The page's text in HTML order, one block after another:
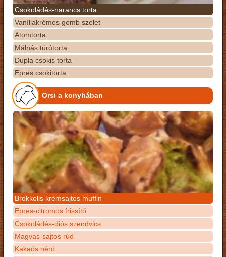
Csokoládés-narancs torta
Vaníliakrémes gomb szelet
Atomtorta
Málnás túrótorta
Dupla csokis torta
Epres csokitorta
Orsi a konyhában
Brokkolis krémsajtos muffin
Epres-citromos frissítő
Csokoládés-diós szendvics
Magvas-sajtos rúd
Kakaós néró